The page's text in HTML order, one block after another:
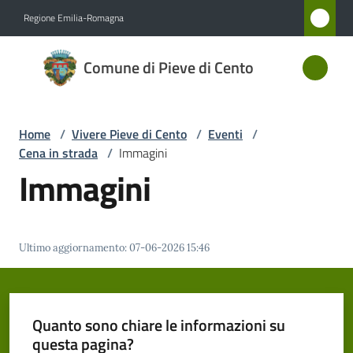
Regione Emilia-Romagna
Comune di Pieve di Cento
Comune
di Pieve
Servizi
Vivere
Pieve
Home / Vivere Pieve di Cento / Eventi /
Cena in strada / Immagini
Immagini
Ultimo aggiornamento:07-06-2026 15:46
Quanto sono chiare le informazioni su
questa pagina?